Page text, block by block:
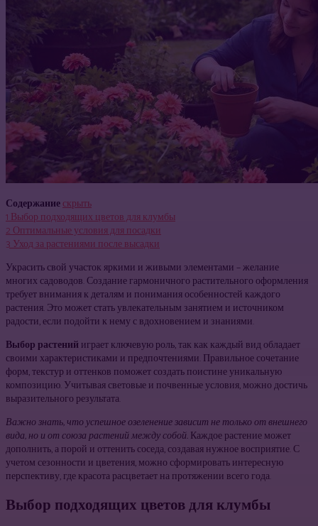
Содержаниескрыть
1Выбор подходящих цветов для клумбы
2Оптимальные условия для посадки
3Уход за растениями после высадки
Украсить свой участок яркими и живыми элементами – желание
многих садоводов. Создание гармоничного растительного оформления
требует внимания к деталям и понимания особенностей каждого
растения. Это может стать увлекательным занятием и источником
радости, если подойти к нему с вдохновением и знаниями.
Выбор растений играет ключевую роль, так как каждый вид обладает
своими характеристиками и предпочтениями. Правильное сочетание
форм, текстур и оттенков поможет создать поистине уникальную
композицию. Учитывая световые и почвенные условия, можно достичь
выразительного результата.
Важно знать, что успешное озеленение зависит не только от внешнего
вида, но и от союза растений между собой.Каждое растение может
дополнить, а порой и оттенить соседа, создавая нужное восприятие. С
учетом сезонности и цветения, можно сформировать интересную
перспективу, где красота расцветает на протяжении всего года.
Выбор подходящих цветов для клумбы